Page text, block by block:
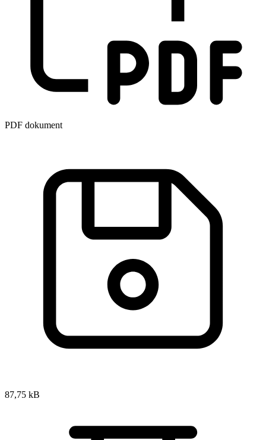
PDF dokument
87,75 kB